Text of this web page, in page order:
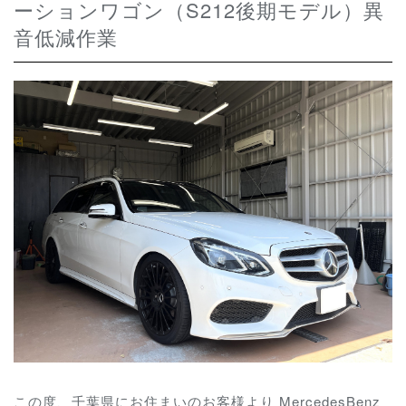
ーションワゴン（S212後期モデル）異
音低減作業
この度、千葉県にお住まいのお客様より MercedesBenz